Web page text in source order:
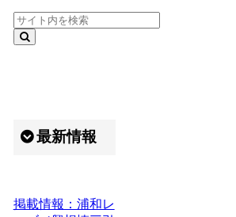
最新情報
掲載情報：浦和レ